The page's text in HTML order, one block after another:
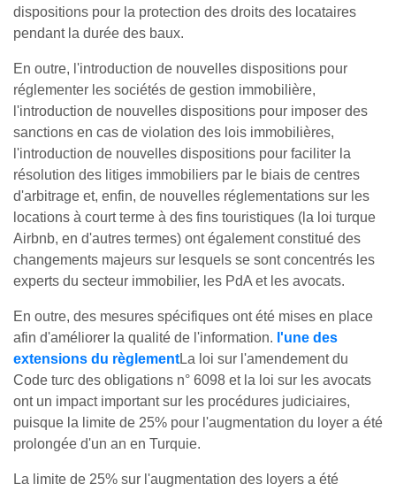
dispositions pour la protection des droits des locataires
pendant la durée des baux.
En outre, l'introduction de nouvelles dispositions pour
réglementer les sociétés de gestion immobilière,
l'introduction de nouvelles dispositions pour imposer des
sanctions en cas de violation des lois immobilières,
l'introduction de nouvelles dispositions pour faciliter la
résolution des litiges immobiliers par le biais de centres
d'arbitrage et, enfin, de nouvelles réglementations sur les
locations à court terme à des fins touristiques (la loi turque
Airbnb, en d'autres termes) ont également constitué des
changements majeurs sur lesquels se sont concentrés les
experts du secteur immobilier, les PdA et les avocats.
En outre, des mesures spécifiques ont été mises en place
afin d'améliorer la qualité de l'information. l'une des
extensions du règlementLa loi sur l'amendement du
Code turc des obligations n° 6098 et la loi sur les avocats
ont un impact important sur les procédures judiciaires,
puisque la limite de 25% pour l'augmentation du loyer a été
prolongée d'un an en Turquie.
La limite de 25% sur l'augmentation des loyers a été